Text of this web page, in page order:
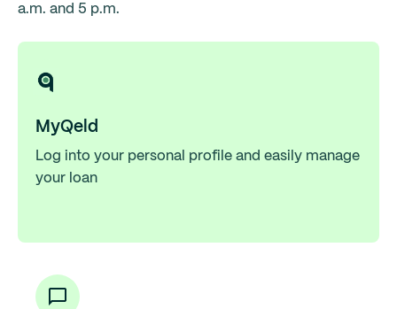
a.m. and 5 p.m.
MyQeld
Log into your personal profile and easily manage
your loan